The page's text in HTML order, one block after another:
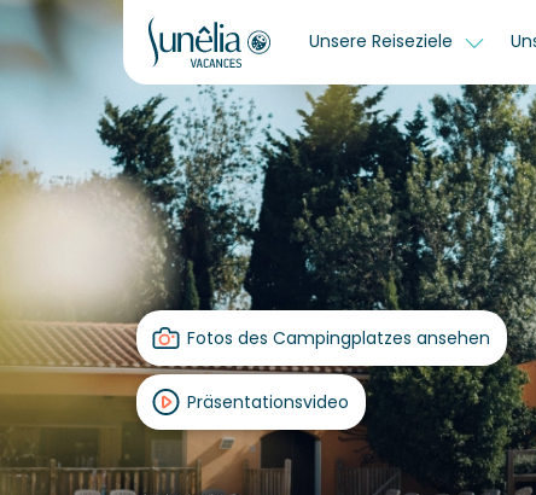
Unsere Reiseziele
Fotos des Campingplatzes ansehen
Präsentationsvideo